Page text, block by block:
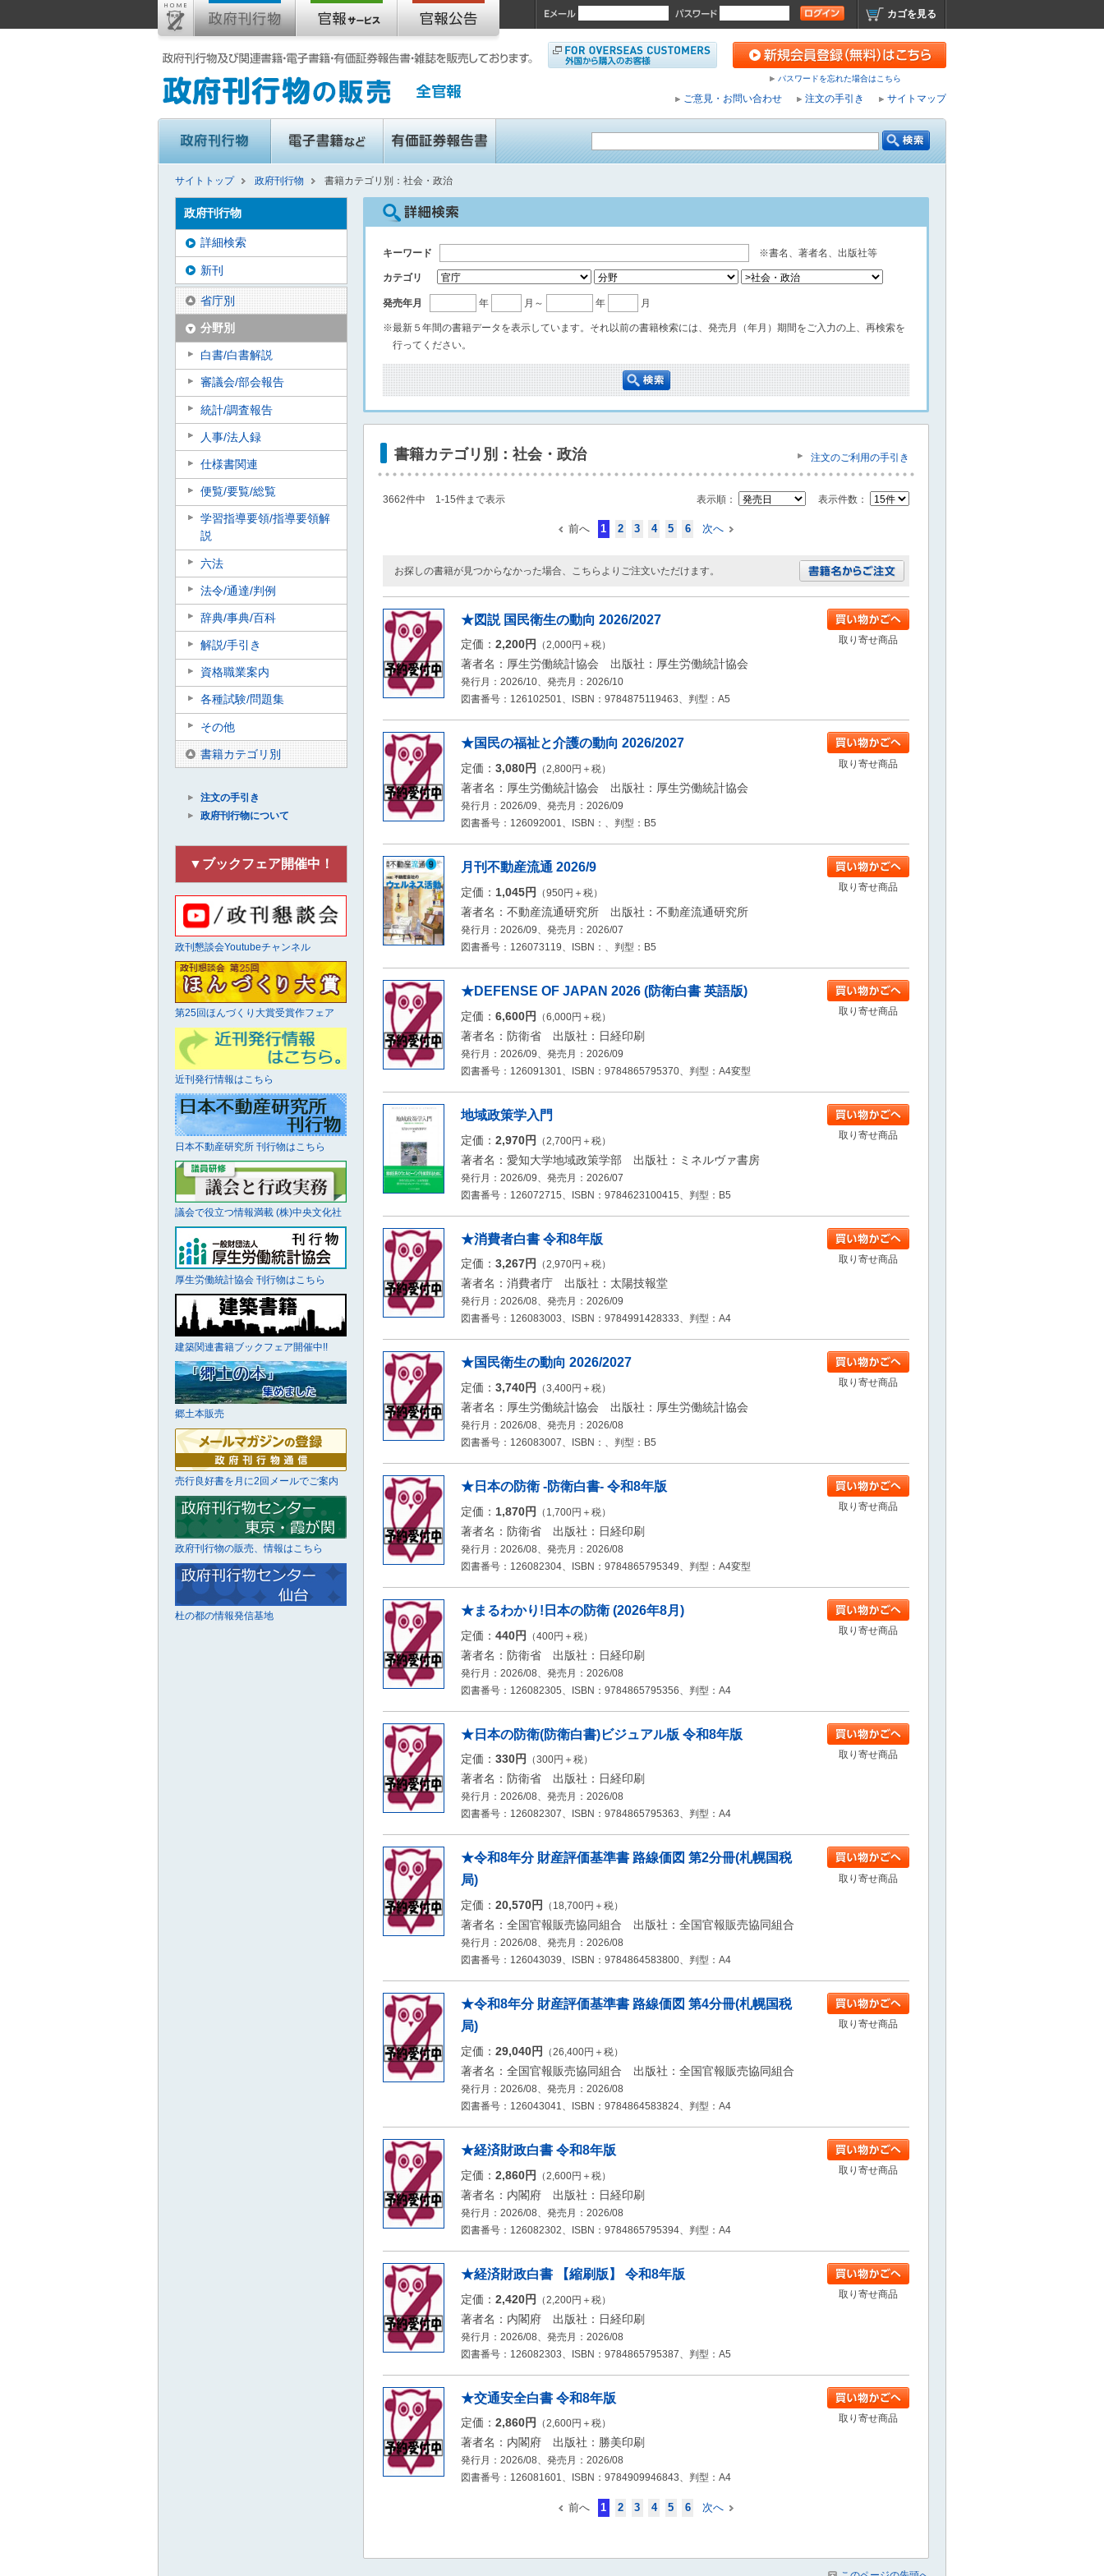
カゴを見る
パスワードを忘れた場合はこちら
ご意見・お問い合わせ 注文の手引き サイトマップ
サイトトップ 政府刊行物 書籍カテゴリ別：社会・政治
キーワード ※書名、著者名、出版社等
カテゴリ
発売年月 年 月～ 年 月
※最新５年間の書籍データを表示しています。それ以前の書籍検索には、発売月（年月）期間をご入力の上、再検索を
行ってください。
書籍カテゴリ別：社会・政治 注文のご利用の手引き
3662件中 1-15件まで表示 表示順： 表示件数：
前へ 1 2 3 4 5 6 次へ
お探しの書籍が見つからなかった場合、こちらよりご注文いただけます。
★図説 国民衛生の動向 2026/2027
定価： 2,200円 （2,000円＋税）
著者名：厚生労働統計協会 出版社：厚生労働統計協会
発行月：2026/10、発売月：2026/10
図書番号：126102501、ISBN：9784875119463、判型：A5
取り寄せ商品
★国民の福祉と介護の動向 2026/2027
定価： 3,080円 （2,800円＋税）
著者名：厚生労働統計協会 出版社：厚生労働統計協会
発行月：2026/09、発売月：2026/09
図書番号：126092001、ISBN：、判型：B5
取り寄せ商品
月刊不動産流通 2026/9
定価： 1,045円 （950円＋税）
著者名：不動産流通研究所 出版社：不動産流通研究所
発行月：2026/09、発売月：2026/07
図書番号：126073119、ISBN：、判型：B5
取り寄せ商品
★DEFENSE OF JAPAN 2026 (防衛白書 英語版)
定価： 6,600円 （6,000円＋税）
著者名：防衛省 出版社：日経印刷
発行月：2026/09、発売月：2026/09
図書番号：126091301、ISBN：9784865795370、判型：A4変型
取り寄せ商品
地域政策学入門
定価： 2,970円 （2,700円＋税）
著者名：愛知大学地域政策学部 出版社：ミネルヴァ書房
発行月：2026/09、発売月：2026/07
図書番号：126072715、ISBN：9784623100415、判型：B5
取り寄せ商品
★消費者白書 令和8年版
定価： 3,267円 （2,970円＋税）
著者名：消費者庁 出版社：太陽技報堂
発行月：2026/08、発売月：2026/09
図書番号：126083003、ISBN：9784991428333、判型：A4
取り寄せ商品
★国民衛生の動向 2026/2027
定価： 3,740円 （3,400円＋税）
著者名：厚生労働統計協会 出版社：厚生労働統計協会
発行月：2026/08、発売月：2026/08
図書番号：126083007、ISBN：、判型：B5
取り寄せ商品
★日本の防衛 -防衛白書- 令和8年版
定価： 1,870円 （1,700円＋税）
著者名：防衛省 出版社：日経印刷
発行月：2026/08、発売月：2026/08
図書番号：126082304、ISBN：9784865795349、判型：A4変型
取り寄せ商品
★まるわかり!日本の防衛 (2026年8月)
定価： 440円 （400円＋税）
著者名：防衛省 出版社：日経印刷
発行月：2026/08、発売月：2026/08
図書番号：126082305、ISBN：9784865795356、判型：A4
取り寄せ商品
★日本の防衛(防衛白書)ビジュアル版 令和8年版
定価： 330円 （300円＋税）
著者名：防衛省 出版社：日経印刷
発行月：2026/08、発売月：2026/08
図書番号：126082307、ISBN：9784865795363、判型：A4
取り寄せ商品
★令和8年分 財産評価基準書 路線価図 第2分冊(札幌国税
局)
定価： 20,570円 （18,700円＋税）
著者名：全国官報販売協同組合 出版社：全国官報販売協同組合
発行月：2026/08、発売月：2026/08
図書番号：126043039、ISBN：9784864583800、判型：A4
取り寄せ商品
★令和8年分 財産評価基準書 路線価図 第4分冊(札幌国税
局)
定価： 29,040円 （26,400円＋税）
著者名：全国官報販売協同組合 出版社：全国官報販売協同組合
発行月：2026/08、発売月：2026/08
図書番号：126043041、ISBN：9784864583824、判型：A4
取り寄せ商品
★経済財政白書 令和8年版
定価： 2,860円 （2,600円＋税）
著者名：内閣府 出版社：日経印刷
発行月：2026/08、発売月：2026/08
図書番号：126082302、ISBN：9784865795394、判型：A4
取り寄せ商品
★経済財政白書 【縮刷版】 令和8年版
定価： 2,420円 （2,200円＋税）
著者名：内閣府 出版社：日経印刷
発行月：2026/08、発売月：2026/08
図書番号：126082303、ISBN：9784865795387、判型：A5
取り寄せ商品
★交通安全白書 令和8年版
定価： 2,860円 （2,600円＋税）
著者名：内閣府 出版社：勝美印刷
発行月：2026/08、発売月：2026/08
図書番号：126081601、ISBN：9784909946843、判型：A4
取り寄せ商品
前へ 1 2 3 4 5 6 次へ
政府刊行物
詳細検索
新刊
省庁別
分野別
白書/白書解説
審議会/部会報告
統計/調査報告
人事/法人録
仕様書関連
便覧/要覧/総覧
学習指導要領/指導要領解
説
六法
法令/通達/判例
辞典/事典/百科
解説/手引き
資格職業案内
各種試験/問題集
その他
書籍カテゴリ別
注文の手引き
政府刊行物について
▼ブックフェア開催中！
政刊懇談会Youtubeチャンネル
第25回ほんづくり大賞受賞作フェア
近刊発行情報はこちら
日本不動産研究所 刊行物はこちら
議会で役立つ情報満載 (株)中央文化社
厚生労働統計協会 刊行物はこちら
建築関連書籍ブックフェア開催中!!
郷土本販売
売行良好書を月に2回メールでご案内
政府刊行物の販売、情報はこちら
杜の都の情報発信基地